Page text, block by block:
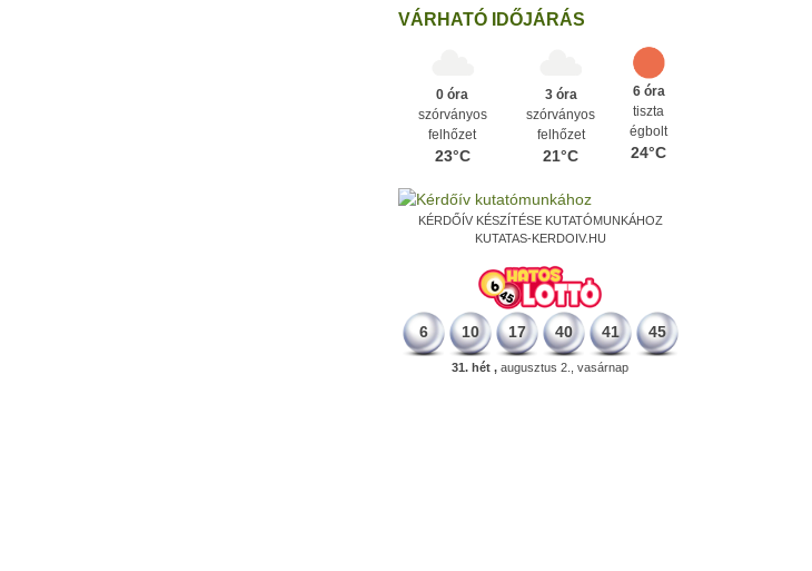
VÁRHATÓ IDŐJÁRÁS
0 óra
szórványos
felhőzet
23°C
3 óra
szórványos
felhőzet
21°C
6 óra
tiszta
égbolt
24°C
KÉRDŐÍV KÉSZÍTÉSE KUTATÓMUNKÁHOZ
KUTATAS-KERDOIV.HU
6 10 17 40 41 45
31. hét , augusztus 2., vasárnap